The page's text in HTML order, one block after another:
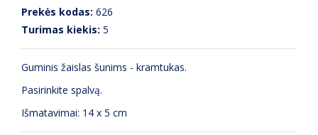
Prekės kodas: 626
Turimas kiekis: 5
Guminis žaislas šunims - kramtukas.
Pasirinkite spalvą.
Išmatavimai: 14 x 5 cm